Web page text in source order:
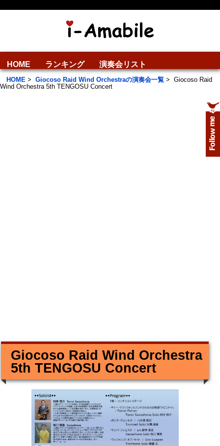
HOME ランキング 演奏会リスト
HOME > Giocoso Raid Wind Orchestraの演奏会一覧 > Giocoso Raid
Wind Orchestra 5th TENGOSU Concert
Giocoso Raid Wind Orchestra
5th TENGOSU Concert